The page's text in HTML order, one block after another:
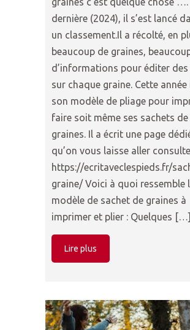
dernière (2024), il s’est lancé
un classement.Il a récolté, en
beaucoup de graines,
d’informations pour éditer des
sur chaque graine. Cette année
son modèle de pliage pour
faire soit même ses sachets de
graines. Il a écrit une page
qu’on vous laisse aller
https://ecritaveclespieds.fr/
graine/ Voici à quoi ressemble
modèle de sachet de graines à
imprimer et plier : Quelques […]
Lire plus